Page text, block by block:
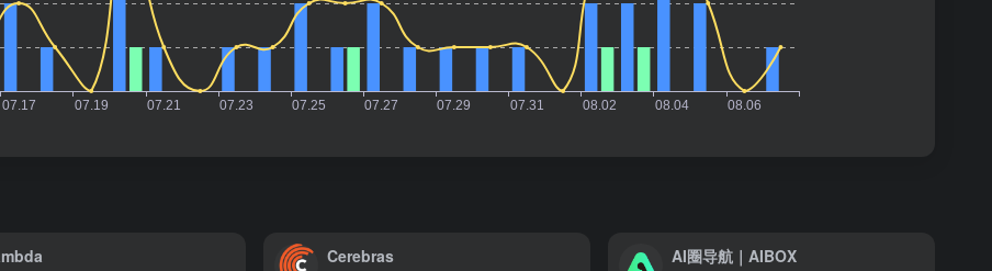
Cerebras AI圈导航｜AIBOX